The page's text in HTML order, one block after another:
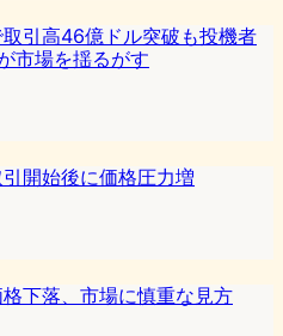
引高46億ドル突破も投機者
市場を揺るがす
開始後に価格圧力増
下落、市場に慎重な見方